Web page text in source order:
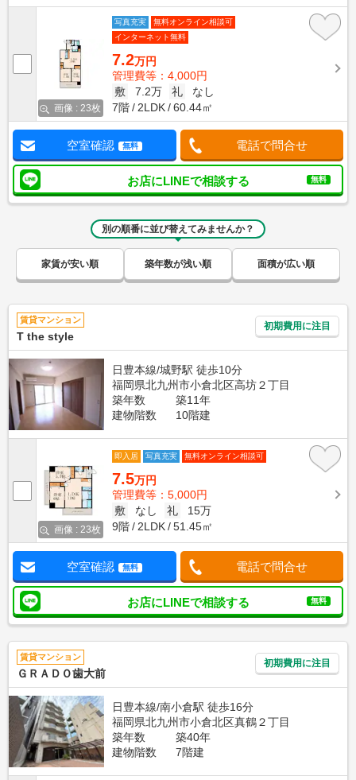
画像 : 23枚
写真充実
無料オンライン相談可
インターネット無料
7.2万円
管理費等：4,000円
敷
7.2万 礼
なし
7階
2LDK 60.44㎡
空室確認 無料 電話で問合せ
お店にLINEで相談する 無料
別の順番に並び替えてみませんか？
家賃が安い順 築年数が浅い順 面積が広い順
賃貸マンション
T the style
初期費用に注目
日豊本線/城野駅 徒歩10分
福岡県北九州市小倉北区高坊２丁目
築年数
築11年
建物階数
10階建
画像 : 23枚
即入居 写真充実 無料オンライン相談可
7.5万円
管理費等：5,000円
敷
なし 礼
15万
9階
2LDK 51.45㎡
空室確認 無料 電話で問合せ
お店にLINEで相談する 無料
賃貸マンション
ＧＲＡＤＯ歯大前
初期費用に注目
日豊本線/南小倉駅 徒歩16分
福岡県北九州市小倉北区真鶴２丁目
築年数
築40年
建物階数
7階建